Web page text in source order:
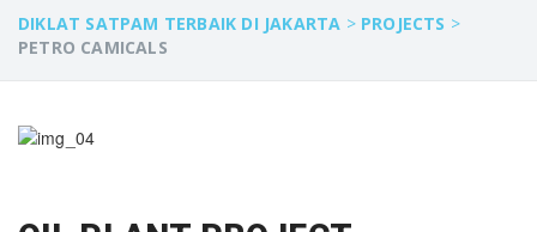
DIKLAT SATPAM TERBAIK DI JAKARTA > PROJECTS >
PETRO CAMICALS